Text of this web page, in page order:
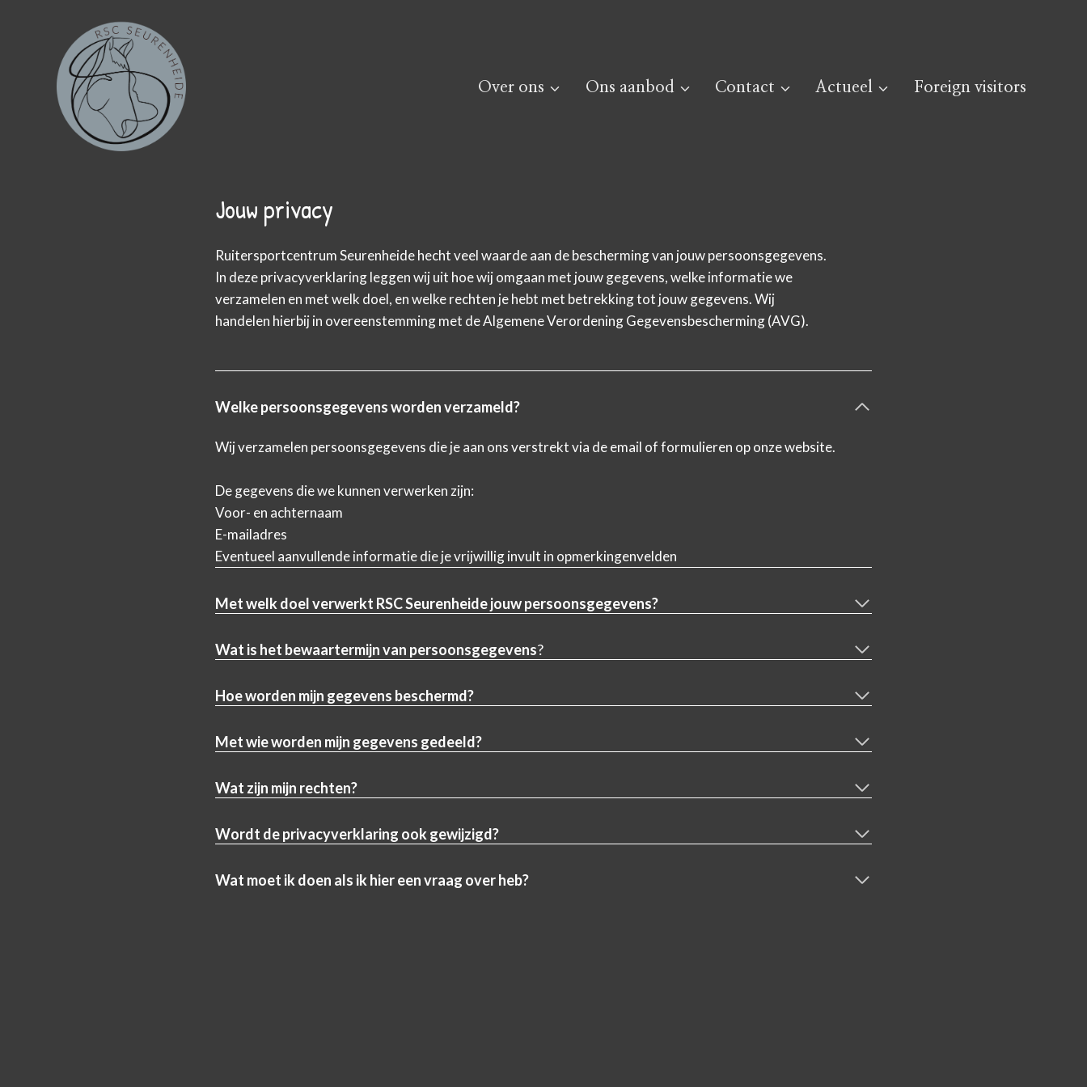
Over ons Ons aanbod Contact Actueel Foreign visitors
Jouw privacy
Ruitersportcentrum Seurenheide hecht veel waarde aan de bescherming van jouw persoonsgegevens.
In deze privacyverklaring leggen wij uit hoe wij omgaan met jouw gegevens, welke informatie we
verzamelen en met welk doel, en welke rechten je hebt met betrekking tot jouw gegevens. Wij
handelen hierbij in overeenstemming met de Algemene Verordening Gegevensbescherming (AVG).
Welke persoonsgegevens worden verzameld?
Wij verzamelen persoonsgegevens die je aan ons verstrekt via de email of formulieren op onze website.
De gegevens die we kunnen verwerken zijn:
Voor- en achternaam
E-mailadres
Eventueel aanvullende informatie die je vrijwillig invult in opmerkingenvelden
Met welk doel verwerkt RSC Seurenheide jouw persoonsgegevens?
Wat is het bewaartermijn van persoonsgegevens?
Hoe worden mijn gegevens beschermd?
Met wie worden mijn gegevens gedeeld?
Wat zijn mijn rechten?
Wordt de privacyverklaring ook gewijzigd?
Wat moet ik doen als ik hier een vraag over heb?